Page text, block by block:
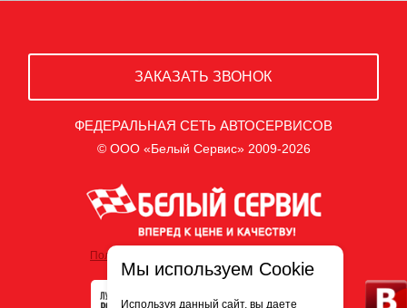
ЗАКАЗАТЬ ЗВОНОК
ФЕДЕРАЛЬНАЯ СЕТЬ АВТОСЕРВИСОВ
© ООО «Белый Сервис» 2009-2026
Политика обработки персональных данных
Мы используем Cookie
Используя данный сайт, вы даете